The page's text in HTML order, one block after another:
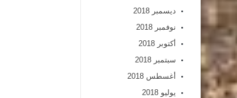
ديسمبر 2018
نوفمبر 2018
أكتوبر 2018
سبتمبر 2018
أغسطس 2018
يوليو 2018